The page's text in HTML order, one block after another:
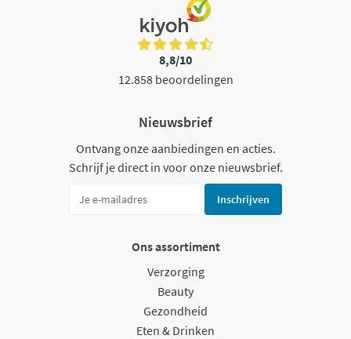
8,8/10
12.858 beoordelingen
Nieuwsbrief
Ontvang onze aanbiedingen en acties.
Schrijf je direct in voor onze nieuwsbrief.
Inschrijven
Ons assortiment
Verzorging
Beauty
Gezondheid
Eten & Drinken